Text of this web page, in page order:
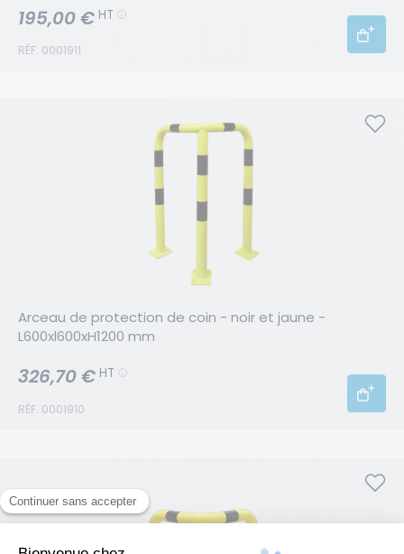
RÉF. 0001911
195,00 € HT
Arceau de protection de coin - noir et jaune -
L600xl600xH1200 mm
RÉF. 0001910
326,70 € HT